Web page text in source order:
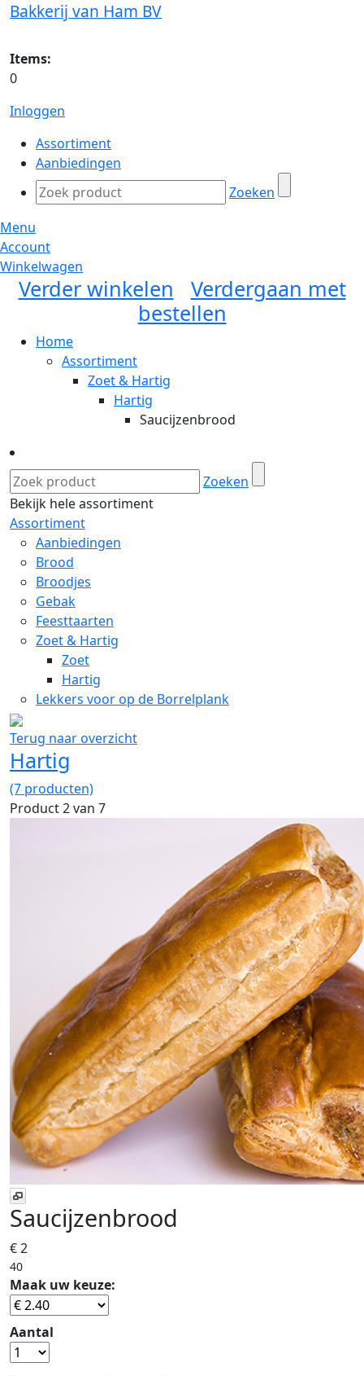
Bakkerij van Ham BV
Items:
0
Inloggen
Assortiment
Aanbiedingen
Zoeken
Menu
Account
Winkelwagen
Verder winkelen
Verdergaan met
bestellen
Home
Assortiment
Zoet & Hartig
Hartig
Saucijzenbrood
Zoeken
Bekijk hele assortiment
Assortiment
Aanbiedingen
Brood
Broodjes
Gebak
Feesttaarten
Zoet & Hartig
Zoet
Hartig
Lekkers voor op de Borrelplank
Terug naar overzicht
Hartig
(7 producten)
Product 2 van 7
Saucijzenbrood
€ 2
40
Maak uw keuze:
Aantal